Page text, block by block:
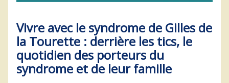
Vivre avec le syndrome de Gilles de
la Tourette : derrière les tics, le
quotidien des porteurs du
syndrome et de leur famille